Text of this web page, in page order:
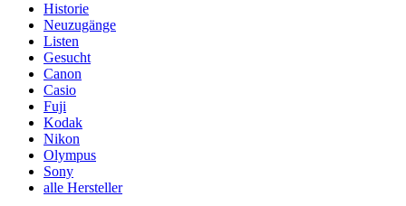
Historie
Neuzugänge
Listen
Gesucht
Canon
Casio
Fuji
Kodak
Nikon
Olympus
Sony
alle Hersteller